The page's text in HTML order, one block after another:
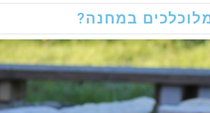
במחנה?